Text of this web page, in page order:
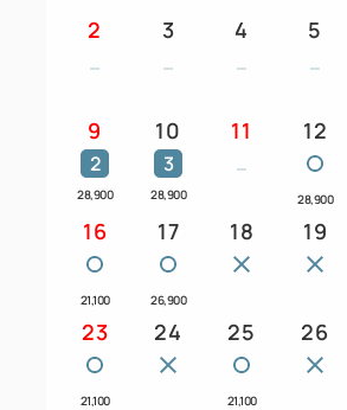
2 3 4 5
9
2
28,900
10
3
28,900
11 12
28,900
16
21,100
17
26,900
18 19
23
21,100
24 25
21,100
26